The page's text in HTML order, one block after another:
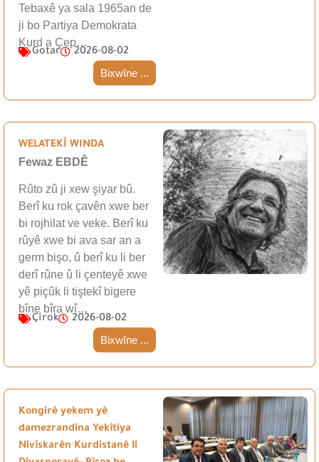
Tebaxê ya sala 1965an de
ji bo Partiya Demokrata
Kurd a Çep…
Gotar 2026-08-02
Bixwîne ...
WELATEKÎ WINDA
Fewaz EBDÊ
Rûto zû ji xew şiyar bû.
Berî ku rok çavên xwe ber
bi rojhilat ve veke. Berî ku
rûyê xwe bi ava sar an a
germ bişo, û berî ku li ber
derî rûne û li çenteyê xwe
yê piçûk li tiştekî bigere
bîne bîra wî…
Çîrok 2026-08-02
Bixwîne ...
Kongirê yekem yê
damezrandina Yekîtiya
Nivîskarên Kurdistanê li